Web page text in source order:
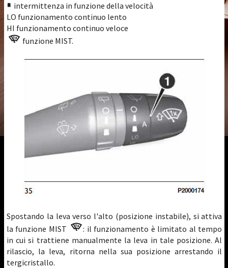
intermittenza in funzione della velocità
LO funzionamento continuo lento
HI funzionamento continuo veloce
funzione MIST.
Spostando la leva verso l'alto (posizione instabile), si attiva
la funzione MIST
: il funzionamento è limitato al tempo
in cui si trattiene manualmente la leva in tale posizione. Al
rilascio, la leva, ritorna nella sua posizione arrestando il
tergicristallo.